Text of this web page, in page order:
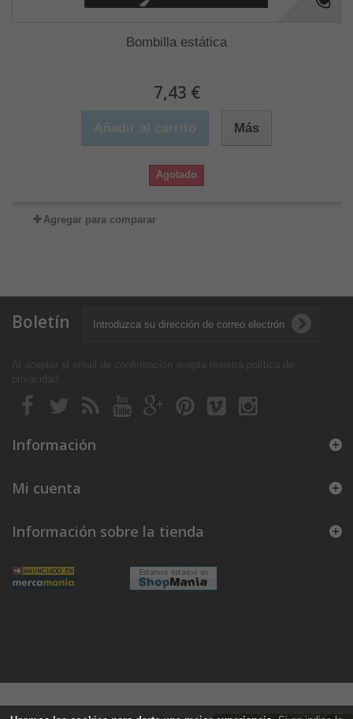
Bombilla estática
7,43 €
Más
Agotado
Agregar para comparar
Boletín
Información
Mi cuenta
Información sobre la tienda